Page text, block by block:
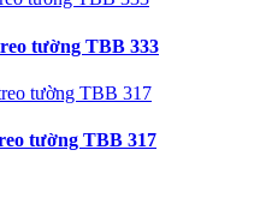
tường TBB 333
tường TBB 317